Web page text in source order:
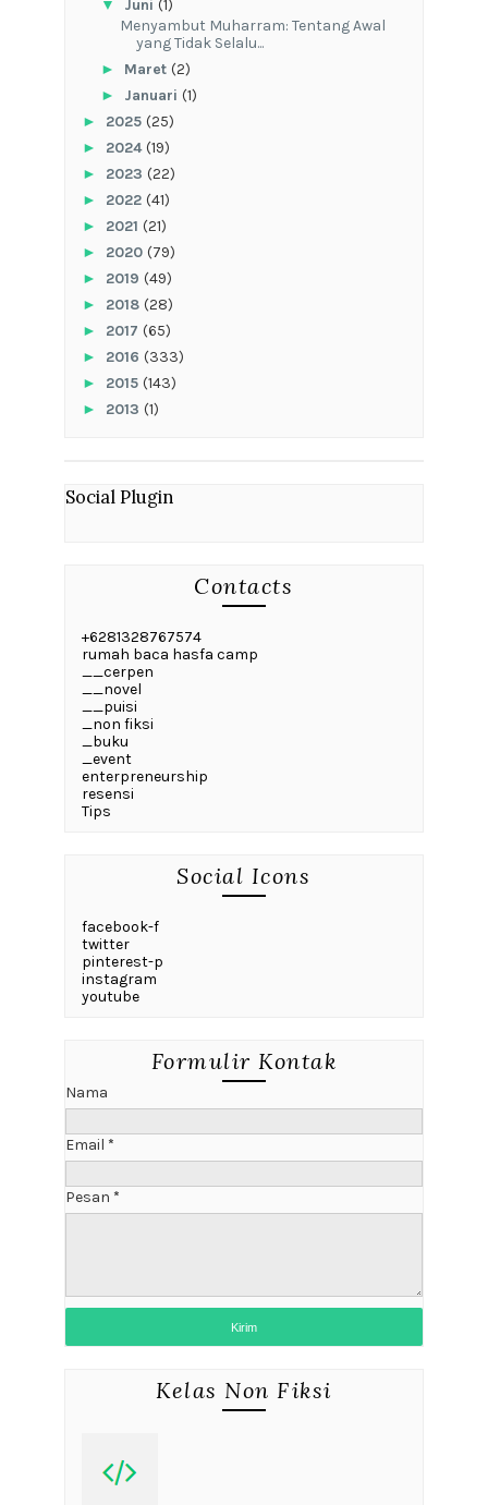
▼ Juni (1)
Menyambut Muharram: Tentang Awal
yang Tidak Selalu...
► Maret (2)
► Januari (1)
► 2025 (25)
► 2024(19)
► 2023 (22)
► 2022 (41)
► 2021 (21)
► 2020 (79)
► 2019 (49)
► 2018 (28)
► 2017 (65)
► 2016 (333)
► 2015 (143)
► 2013 (1)
Social Plugin
Contacts
+6281328767574
rumah baca hasfa camp
__cerpen
__novel
__puisi
_non fiksi
_buku
_event
enterpreneurship
resensi
Tips
Social Icons
facebook-f
twitter
pinterest-p
instagram
youtube
Formulir Kontak
Nama
Email *
Pesan *
Kelas Non Fiksi